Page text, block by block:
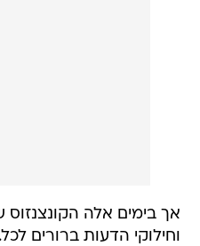
אך בימים אלה
וחילוקי הדעות ברורים לכל.